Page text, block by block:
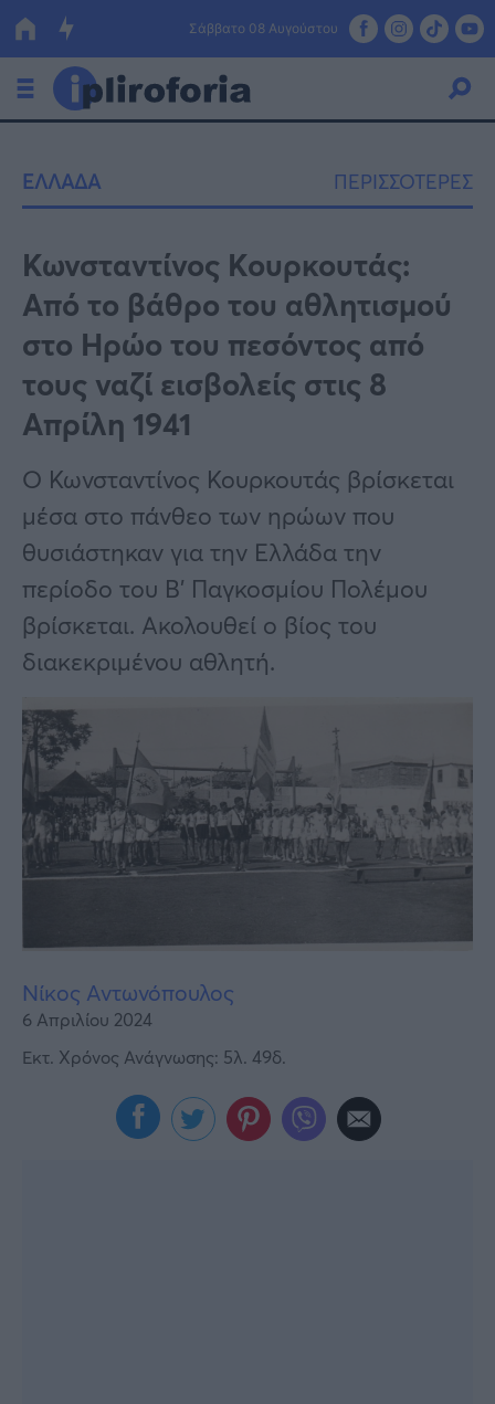
Σάββατο 08 Αυγούστου
Οικονομία
Πολιτική
Τράπεζες
Επιδοτήσεις
ΕΣΠΑ
Κόσμος
Lifestyle
Αθλητικά
Υγεία
Γυναίκα
Καιρός
Viral
Κουζίνα
Ζώδια
ΕΛΛΑΔΑ ΠΕΡΙΣΣΟΤΕΡΕΣ
Κωνσταντίνος Κουρκουτάς:
Από το βάθρο του αθλητισμού
στο Ηρώο του πεσόντος από
τους ναζί εισβολείς στις 8
Απρίλη 1941
Ο Κωνσταντίνος Κουρκουτάς βρίσκεται
μέσα στο πάνθεο των ηρώων που
θυσιάστηκαν για την Ελλάδα την
περίοδο του Β’ Παγκοσμίου Πολέμου
βρίσκεται. Ακολουθεί ο βίος του
διακεκριμένου αθλητή.
Νίκος Αντωνόπουλος
6 Απριλίου 2024
Εκτ. Χρόνος Ανάγνωσης: 5λ. 49δ.